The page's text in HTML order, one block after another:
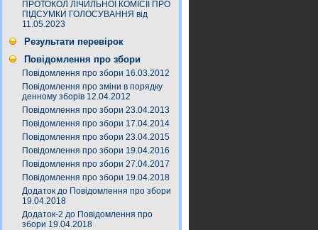
ПРОТОКОЛ ЛІЧИЛЬНОЇ КОМІСІЇ ПРО
ПІДСУМКИ ГОЛОСУВАННЯ від
11.05.2023
Результати перевірок
Повідомлення про збори
Повідомлення про збори 16.03.2012
Повідомлення про зміни в порядку
денному зборів 12.04.2012
Повідомлення про збори 23.04.2013
Повідомлення про збори 17.04.2014
Повідомлення про збори 23.04.2015
Повідомлення про збори 19.04.2016
Повідомлення про збори 27.04.2017
Повідомлення про збори 19.04.2018
Додаток до Повідомлення про збори
19.04.2018
Додаток-2 до Повідомлення про
збори 19.04.2018